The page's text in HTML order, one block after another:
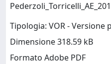
Tipologia: VOR -
Dimensione 318.59 kB
Formato Adobe PDF